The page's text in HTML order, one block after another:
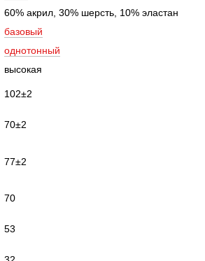
60% акрил, 30% шерсть, 10% эластан
базовый
однотонный
высокая
102±2
70±2
77±2
70
53